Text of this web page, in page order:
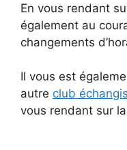
En vous rendant
également au
changements
Il vous est
autre club
vous rendant sur